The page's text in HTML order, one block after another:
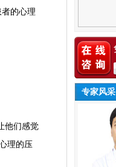
的心理
他们感觉
理的压
专家风采